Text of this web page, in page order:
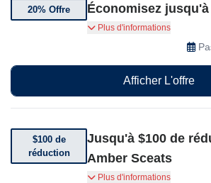
20% Offre Économisez jusqu'à
Bénéficiez jusqu'à 20% de
sélection de produits Amber
Plus d'informations
Afficher L'offre
$100 de
réduction
Jusqu'à $100 de
Amber Sceats
Obtenez jusqu'à $100 de
Plus d'informations